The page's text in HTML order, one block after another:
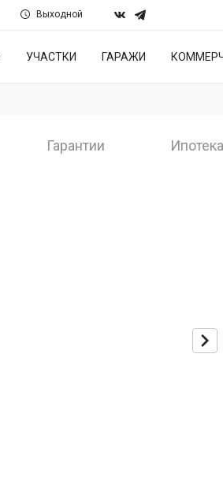
Выходной
УЧАСТКИ ГАРАЖИ
Гарантии Ипотека